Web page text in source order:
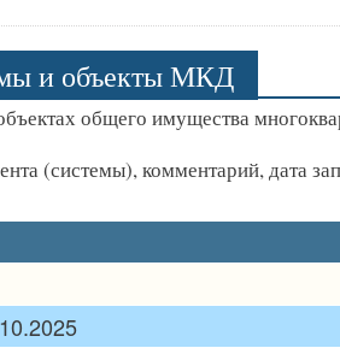
и объекты МКД
общего имущества
(системы), комментарий, дата